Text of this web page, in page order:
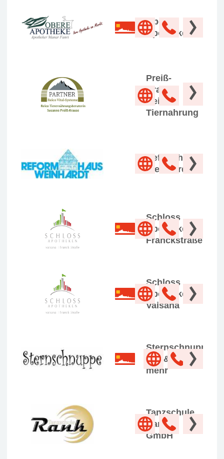
Obere
Apotheke
Preiß-
Krause
Reico
Tiernahrung
Reformhaus
Weinhardt
Schloss
Apotheke
Franckstraße
Schloss
Apotheke
Vaisana
Sternschnuppe
Tee & vieles
mehr
Tanzschule
Rank
GmbH